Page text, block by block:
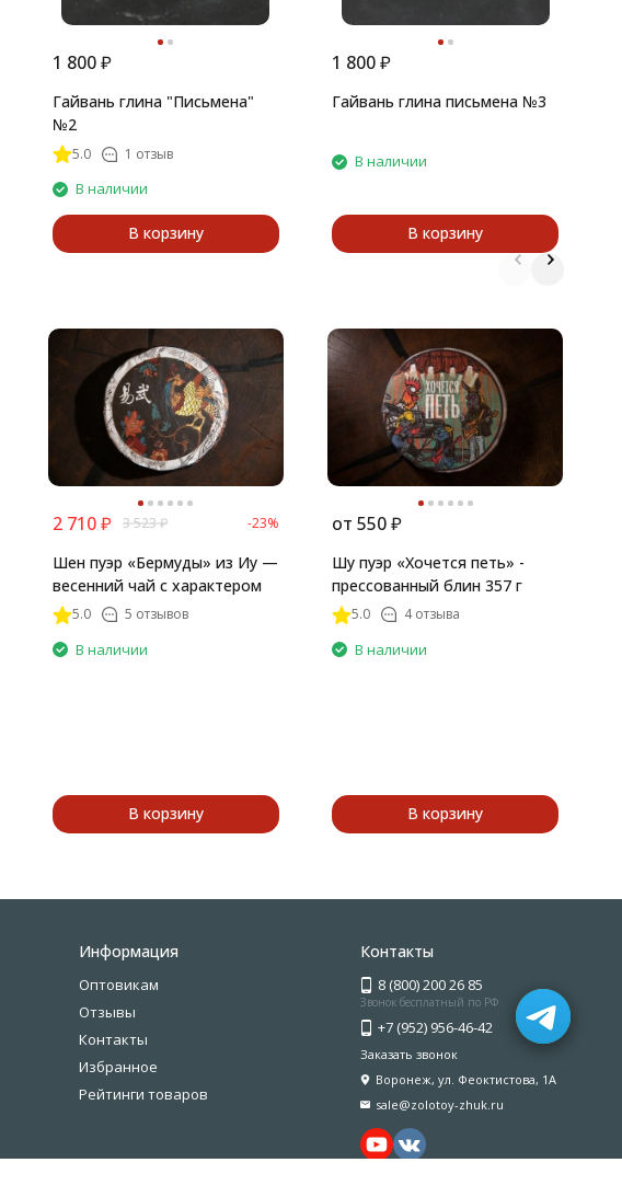
Гайвань глина "Письмена"
№2
5.0 1 отзыв
1 800₽
В наличии
В корзину
Гайвань глина письмена №3
1 800₽
В наличии
В корзину
Шен пуэр «Бермуды» из Иу —
весенний чай с характером
5.0 5 отзывов
2 710₽ 3 523₽ -23%
В наличии
В корзину
Шу пуэр «Хочется петь» -
прессованный блин 357 г
5.0 4 отзыва
от550₽
В наличии
В корзину
Информация
Оптовикам
Отзывы
Контакты
Избранное
Рейтинги товаров
Контакты
8 (800) 200 26 85
Звонок бесплатный по РФ
+7 (952) 956-46-42
Заказать звонок
Воронеж, ул. Феоктистова, 1А
sale@zolotoy-zhuk.ru